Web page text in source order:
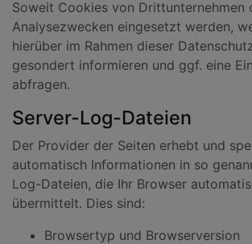
Soweit Cookies von Drittunternehmen
Analysezwecken eingesetzt werden,
hierüber im Rahmen dieser
gesondert informieren und ggf. eine
abfragen.
Server-Log-Dateien
Der Provider der Seiten erhebt und
automatisch Informationen in so
Log-Dateien, die Ihr Browser
übermittelt. Dies sind:
Browsertyp und Browserversion